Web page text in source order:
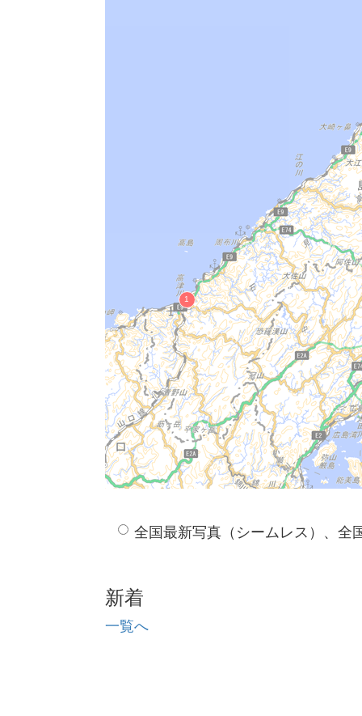
全国最新写真（シームレス）、全
新着
一覧へ